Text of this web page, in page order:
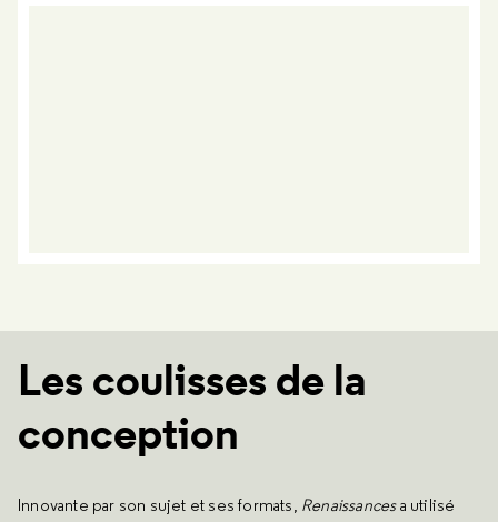
Les coulisses de la
conception
Innovante par son sujet et ses formats, Renaissancesa utilisé